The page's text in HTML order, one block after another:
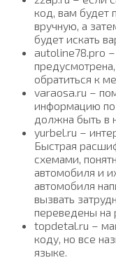
код, вам будет
вручную, а
будет искать
autoline78.pro
обратиться к
varaosa.ru –
информацию по
должна быть в
yurbel.ru –
Быстрая
схемами,
автомобиля и
автомобиля
вызвать
переведены на
topdetal.ru –
коду, но все
языке.